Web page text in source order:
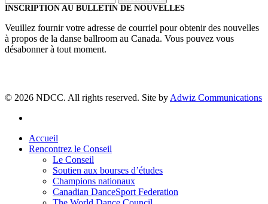
INSCRIPTION AU BULLETIN DE NOUVELLES
Veuillez fournir votre adresse de courriel pour obtenir des nouvelles
à propos de la danse ballroom au Canada. Vous pouvez vous
désabonner à tout moment.
© 2026 NDCC. All rights reserved. Site by Adwiz Communications
Close
Menu
Accueil
Rencontrez le Conseil
Le Conseil
Soutien aux bourses d’études
Champions nationaux
Canadian DanceSport Federation